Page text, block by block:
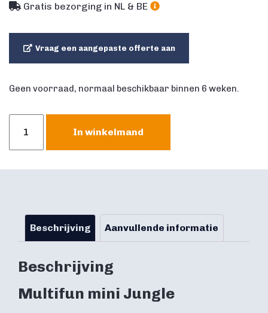
Gratis bezorging in NL & BE
Vraag een aangepaste offerte aan
Geen voorraad, normaal beschikbaar binnen 6 weken.
mini
aantal
In winkelmand
Beschrijving Aanvullende informatie
Beschrijving
Multifun mini Jungle